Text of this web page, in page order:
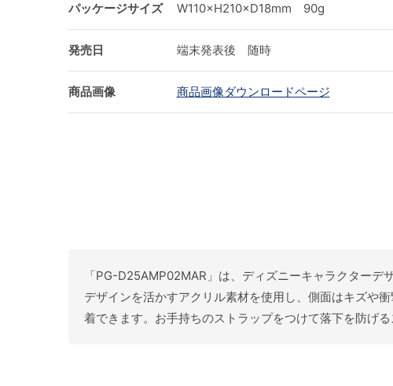
パッケージサイズ W110×H210×D18mm 90g
発売日 端末発表後 随時
商品画像 商品画像ダウンロードページ
「PG-D25AMP02MAR」は、ディズニーキャラクター
デザインを活かすアクリル素材を使用し、側面はキズや
着できます。お手持ちのストラップをつけて落下を防げる